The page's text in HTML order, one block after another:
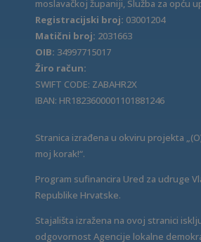
moslavačkoj županiji, Služba za opću
Registracijski broj: 03001204
Matični broj: 2031663
OIB: 34997715017
Žiro račun:
SWIFT CODE: ZABAHR2X
IBAN: HR1823600001101881246
Stranica izrađena u okviru projekta
moj korak!“.
Program sufinancira Ured za udruge
Republike Hrvatske.
Stajališta izražena na ovoj stranici
odgovornost Agencije lokalne